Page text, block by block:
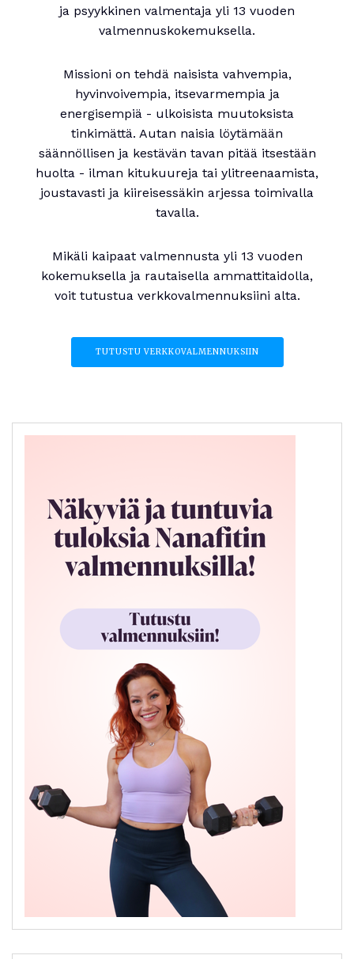
ja psyykkinen valmentaja yli 13 vuoden
valmennuskokemuksella.
Missioni on tehdä naisista vahvempia,
hyvinvoivempia, itsevarmempia ja
energisempiä - ulkoisista muutoksista
tinkimättä. Autan naisia löytämään
säännöllisen ja kestävän tavan pitää itsestään
huolta - ilman kitukuureja tai ylitreenaamista,
joustavasti ja kiireisessäkin arjessa toimivalla
tavalla.
Mikäli kaipaat valmennusta yli 13 vuoden
kokemuksella ja rautaisella ammattitaidolla,
voit tutustua verkkovalmennuksiini alta.
TUTUSTU VERKKOVALMENNUKSIIN